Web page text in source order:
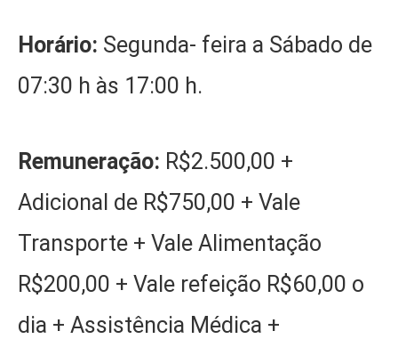
Horário: Segunda- feira a Sábado de
07:30 h às 17:00 h.
Remuneração: R$2.500,00 +
Adicional de R$750,00 + Vale
Transporte + Vale Alimentação
R$200,00 + Vale refeição R$60,00 o
dia + Assistência Médica +